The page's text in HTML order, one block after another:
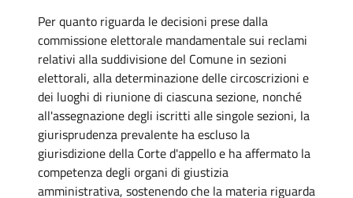
Per quanto riguarda le decisioni prese dalla
commissione elettorale mandamentale sui reclami
relativi alla suddivisione del Comune in sezioni
elettorali, alla determinazione delle circoscrizioni e
dei luoghi di riunione di ciascuna sezione, nonché
all'assegnazione degli iscritti alle singole sezioni, la
giurisprudenza prevalente ha escluso la
giurisdizione della Corte d'appello e ha affermato la
competenza degli organi di giustizia
amministrativa, sostenendo che la materia riguarda